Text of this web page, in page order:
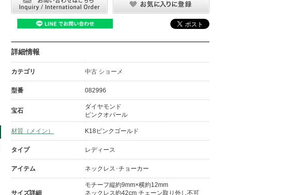
詳細情報
カテゴリ 中古 ショーメ
型番 082996
宝石
ダイヤモンド
ピンクオパール
材質（メイン） K18ピンクゴールド
タイプ レディース
アイテム ネックレス･チョーカー
サイズ詳細
モチーフ縦約9mm×横約12mm
ネックレス約42cm チェーン取り外し不可